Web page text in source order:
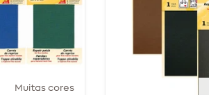
Muitas cores